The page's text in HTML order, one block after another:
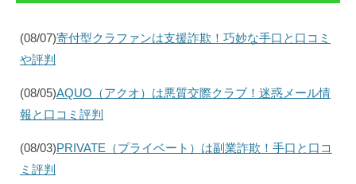
(08/07)寄付型クラファンは支援詐欺！巧妙な手口と口コミ
や評判
(08/05)AQUO（アクオ）は悪質交際クラブ！迷惑メール情
報と口コミ評判
(08/03)PRIVATE（プライベート）は副業詐欺！手口と口コ
ミ評判